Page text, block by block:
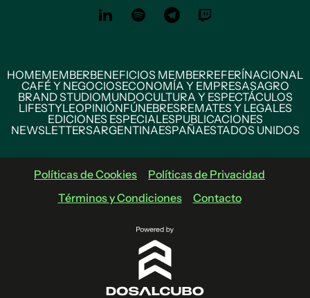
HOMEMEMBERBENEFICIOS MEMBERREFERÍNACIONAL
CAFÉ Y NEGOCIOSECONOMÍA Y EMPRESASAGRO
BRAND STUDIOMUNDOCULTURA Y ESPECTÁCULOS
LIFESTYLEOPINIÓNFÚNEBRESREMATES Y LEGALES
EDICIONES ESPECIALESPUBLICACIONES
NEWSLETTERSARGENTINAESPAÑAESTADOS UNIDOS
Políticas de Cookies
Políticas de Privacidad
Términos y Condiciones
Contacto